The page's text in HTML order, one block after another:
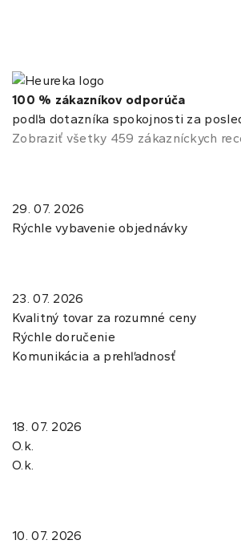
100 % zákazníkov odporúča
podľa dotazníka spokojnosti za
Zobraziť všetky 459 zákazníckych
29. 07. 2026
Rýchle vybavenie objednávky
23. 07. 2026
Kvalitný tovar za rozumné ceny
Rýchle doručenie
Komunikácia a prehľadnosť
18. 07. 2026
O.k.
O.k.
10. 07. 2026